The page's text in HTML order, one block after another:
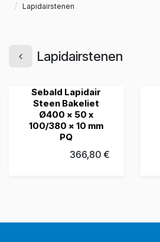
Lapidairstenen
Lapidairstenen
Sebald Lapidair
Steen Bakeliet
Ø400 x 50 x
100/380 x 10 mm
PQ
366,80€